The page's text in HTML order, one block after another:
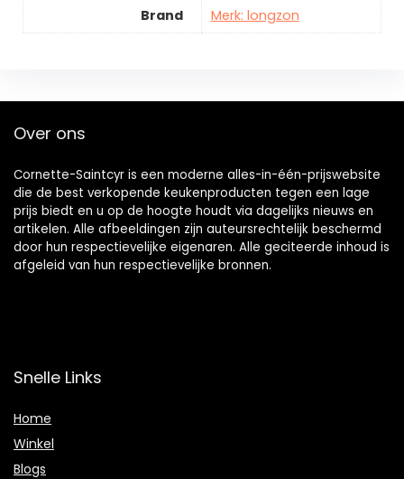
Brand
Merk: longzon
Over ons
Cornette-Saintcyr is een moderne alles-in-één-prijswebsite
die de best verkopende keukenproducten tegen een lage
prijs biedt en u op de hoogte houdt via dagelijks nieuws en
artikelen. Alle afbeeldingen zijn auteursrechtelijk beschermd
door hun respectievelijke eigenaren. Alle geciteerde inhoud is
afgeleid van hun respectievelijke bronnen.
Snelle Links
Home
Winkel
Blogs